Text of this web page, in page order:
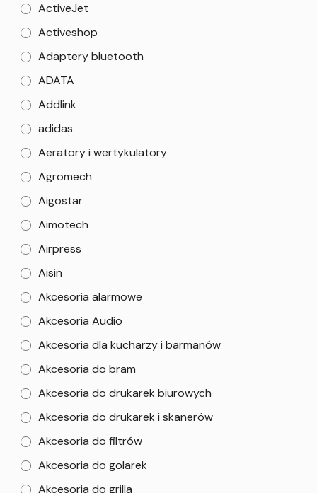
ActiveJet
Activeshop
Adaptery bluetooth
ADATA
Addlink
adidas
Aeratory i wertykulatory
Agromech
Aigostar
Aimotech
Airpress
Aisin
Akcesoria alarmowe
Akcesoria Audio
Akcesoria dla kucharzy i barmanów
Akcesoria do bram
Akcesoria do drukarek biurowych
Akcesoria do drukarek i skanerów
Akcesoria do filtrów
Akcesoria do golarek
Akcesoria do grilla